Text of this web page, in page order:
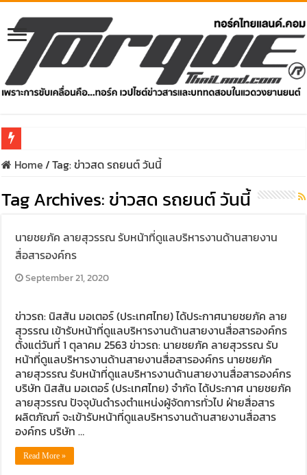
รีวิว Honda e:N1 EV 100% – SUV ไฟฟ้า 204 แรงม้า วิ่งไกล 500
รีวิว ลองขับ All New GWM HAVAL H6 ปรับโฉมหน้าใหม่หล่อ
รีวิว ลองขับรถกระบะรุ่นพิเศษ FORD RANGER MS-RT ครั้งแ
ทริปแอ่วเหนือสุดพีค! เส้นทางเชียงใหม่-เชียงรายกับ MU-X
Audi Road to Korat ยกทัพขบวนอาวดี้กว่า 60 คัน เยี่ยมชม อาว
ขับ ฟอร์ด เรนเจอร์ บุกอีสาน กับกิจกรรม ‘ฟอร์ด เรนเจอร์ แ
ขับ ISUZU V-CROSS 4X4 ลุยลาวใต้ พิสูจน์ตัวจริงทุกเส้นทาง
รีวิว ลองขับ กิจกรรม “MG EV FAMILY TRIP” ครั้งแรกของก
Home/Tag:ข่าวสด รถยนต์ วันนี้
Tag Archives: ข่าวสด รถยนต์ วันนี้
นายชยภัค ลายสุวรรณ รับหน้าที่ดูแลบริหารงานด้านสายงาน
สื่อสารองค์กร
September 21, 2020
ข่าวรถ: นิสสัน มอเตอร์ (ประเทศไทย) ได้ประกาศนายชยภัค ลาย
สุวรรณ เข้ารับหน้าที่ดูแลบริหารงานด้านสายงานสื่อสารองค์กร
ตั้งแต่วันที่ 1 ตุลาคม 2563 ข่าวรถ: นายชยภัค ลายสุวรรณ รับ
หน้าที่ดูแลบริหารงานด้านสายงานสื่อสารองค์กร นายชยภัค
ลายสุวรรณ รับหน้าที่ดูแลบริหารงานด้านสายงานสื่อสารองค์กร
บริษัท นิสสัน มอเตอร์ (ประเทศไทย) จำกัด ได้ประกาศ นายชยภัค
ลายสุวรรณ ปัจจุบันดำรงตำแหน่งผู้จัดการทั่วไป ฝ่ายสื่อสาร
ผลิตภัณฑ์ จะเข้ารับหน้าที่ดูแลบริหารงานด้านสายงานสื่อสาร
องค์กร บริษัท …
Read More »